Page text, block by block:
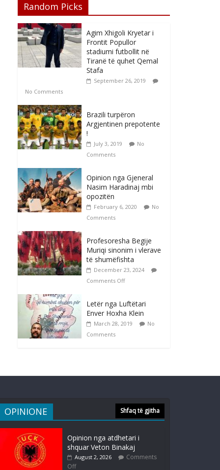
Random Picks
Agim Xhigoli Kryetar i
Frontit Popullor
stadiumi futbollit në
Tiranë të quhet Qemal
Stafa
September 26, 2019
No Comments
Brazili turpëron
Argjentinen prepotente
!
July 3, 2019
No
Comments
Opinion nga Gjeneral
Nasim Haradinaj mbi
opozitën
February 6, 2020
No
Comments
Profesoresha Begije
Muriqi sinonim i vlerave
të shumëfishta
December 23, 2024
Comments Off
Letër nga Luftëtari
Enver Hoxha Klein
March 28, 2019
No
Comments
OPINIONE Shfaq të gjitha
Opinion nga atdhetari i
shquar Veton Binakaj
August 2, 2026
Comments
Off